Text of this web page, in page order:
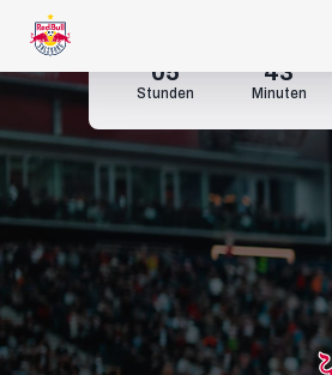
05
Stunden
43
Minuten